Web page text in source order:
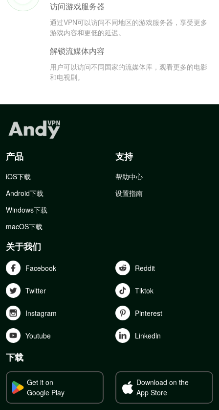
访问游戏服务器
通过VPN可以访问不同地区的游戏服务器，享受更多
游戏内容和更低的延迟。
解锁流媒体内容
用户可以访问不同国家的流媒体库，观看更多的电影
和电视剧。
产品
iOS下载
Android下载
Windows下载
macOS下载
支持
帮助中心
设置指南
关于我们
Facebook Reddit
Twitter Tiktok
Instagram Pinterest
Youtube Linkedln
下载
Get it on
Google Play
Download on the
App Store